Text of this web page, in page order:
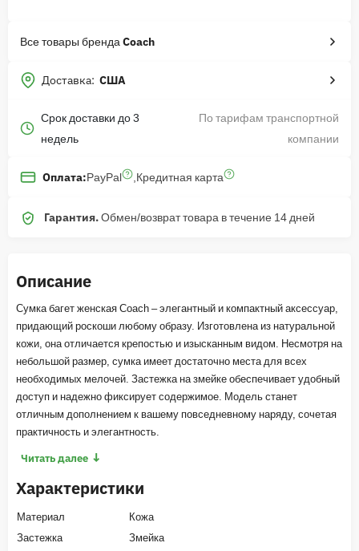
Все товары брендаCoach
Доставка: США
Срок доставки до 3
недель
По тарифам транспортной
компании
Оплата:PayPal Кредитная карта
Гарантия.Обмен/возврат товара в течение 14 дней
Описание
Сумка багет женская Coach – элегантный и компактный аксессуар,
придающий роскоши любому образу. Изготовлена из натуральной
кожи, она отличается крепостью и изысканным видом. Несмотря на
небольшой размер, сумка имеет достаточно места для всех
необходимых мелочей. Застежка на змейке обеспечивает удобный
доступ и надежно фиксирует содержимое. Модель станет
отличным дополнением к вашему повседневному наряду, сочетая
практичность и элегантность.
Читать далее ↓
Характеристики
Материал
Кожа
Застежка
Змейка